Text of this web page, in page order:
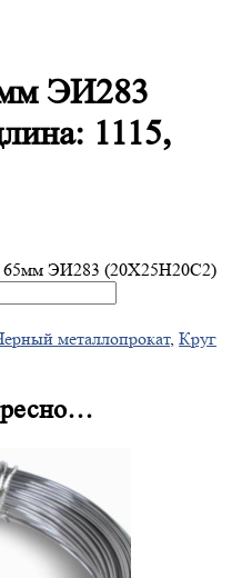
ЭИ283
1115,
65мм ЭИ283 (20Х25Н20С2)
металлопрокат, Круг